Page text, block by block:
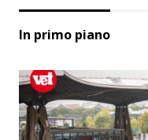
In primo piano